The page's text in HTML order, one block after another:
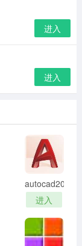
管理，客户投
信、客户定期
。
。其主要功能
商结算
总、零售单据
进入
进入
autocad2002
迷你版
进入